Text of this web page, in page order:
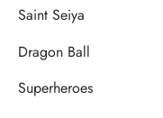
Saint Seiya
Dragon Ball
Superheroes